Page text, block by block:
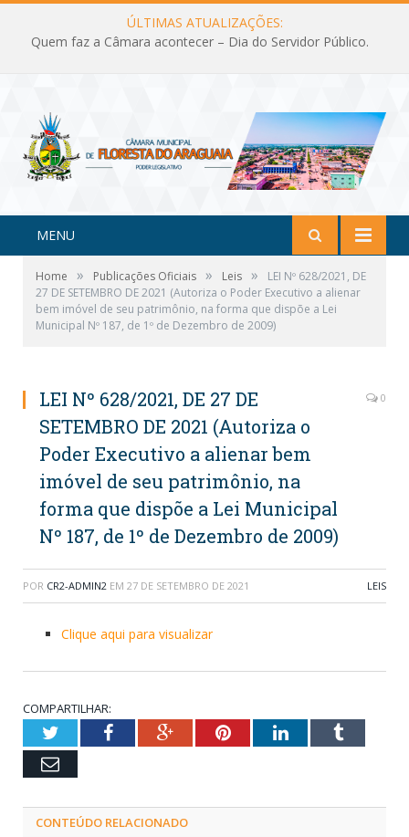
ÚLTIMAS ATUALIZAÇÕES:
Quem faz a Câmara acontecer – Dia do Servidor Público.
MENU
Home » Publicações Oficiais » Leis »
LEI Nº 628/2021, DE
27 DE SETEMBRO DE 2021 (Autoriza o Poder Executivo a alienar
bem imóvel de seu patrimônio, na forma que dispõe a Lei
Municipal Nº 187, de 1º de Dezembro de 2009)
LEI Nº 628/2021, DE 27 DE
SETEMBRO DE 2021 (Autoriza o
Poder Executivo a alienar bem
imóvel de seu patrimônio, na
forma que dispõe a Lei Municipal
Nº 187, de 1º de Dezembro de 2009)
0
POR CR2-ADMIN2 EM 27 DE SETEMBRO DE 2021 LEIS
Clique aqui para visualizar
COMPARTILHAR:
TwitterFacebookGoogle+PinterestLinkedInTumblr
Email
CONTEÚDO RELACIONADO